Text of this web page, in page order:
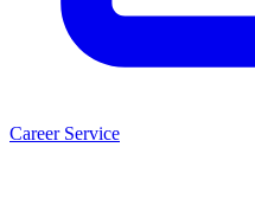
Career Service